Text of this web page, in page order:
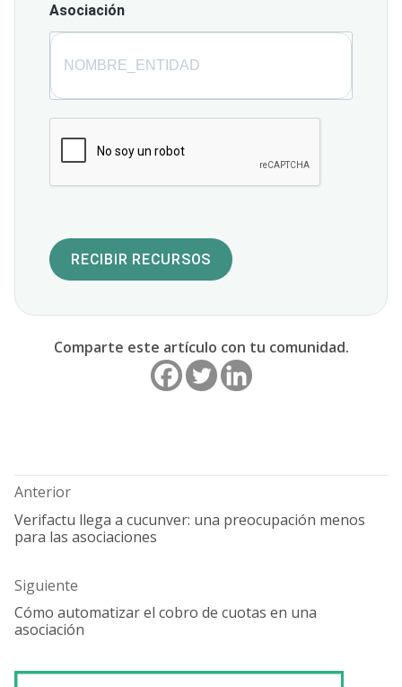
Asociación
RECIBIR RECURSOS
Comparte este artículo con tu comunidad.
entradas
Anterior
Entrada
anterior:
Verifactu llega a cucunver: una preocupación menos
para las asociaciones
Siguiente
Entrada
siguiente:
Cómo automatizar el cobro de cuotas en una
asociación